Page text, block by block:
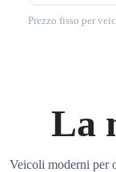
Prezzo fisso per
La
Veicoli moderni per